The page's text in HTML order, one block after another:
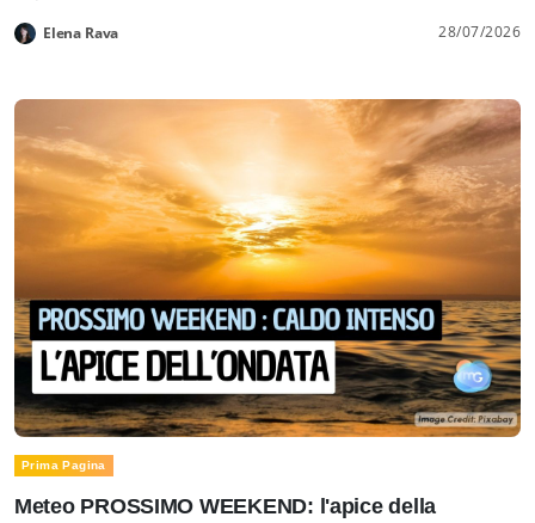
Elena Rava 28/07/2026
Prima Pagina
Meteo PROSSIMO WEEKEND: l'apice della